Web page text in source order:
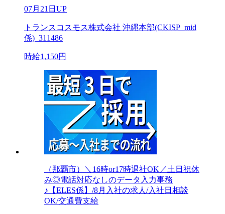
07月21日UP
トランスコスモス株式会社 沖縄本部(CKISP_mid
係)_311486
時給1,150円
（那覇市）＼16時or17時退社OK／土日祝休
み◎電話対応なしのデータ入力事務
♪【ELES係】/8月入社の求人/入社日相談
OK/交通費支給